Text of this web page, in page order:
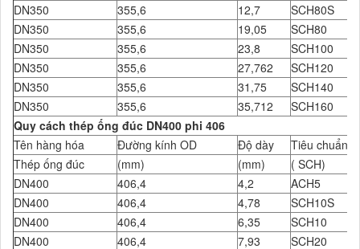
DN350
355,6 12,7
SCH80S
DN350
355,6 19,05
SCH80
DN350
355,6 23,8
SCH100
DN350
355,6 27,762
SCH120
DN350
355,6 31,75
SCH140
DN350
355,6 35,712
SCH160
Quy cách thép ống đúc DN400 phi 406
Tên hàng hóa
Đường kính OD Độ dày
Tiêu chuẩn
Thép ống đúc
(mm) (mm)
( SCH)
DN400
406,4 4,2
ACH5
DN400
406,4 4,78
SCH10S
DN400
406,4 6,35
SCH10
DN400
406,4 7,93
SCH20